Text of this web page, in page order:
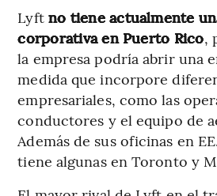
Lyft no tiene actualmente
corporativa en Puerto Rico,
la empresa podría abrir una
medida que incorpore
empresariales, como las
conductores y el equipo de
Además de sus oficinas en
tiene algunas en Toronto y